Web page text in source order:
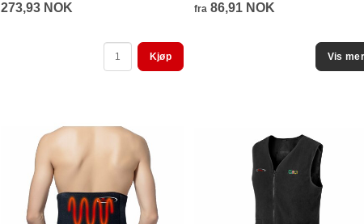
273,93 NOK
Kjøp
fra 86,91 NOK